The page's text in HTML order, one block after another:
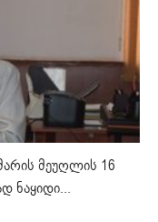
მეუღლის 16
ნაყიდი...